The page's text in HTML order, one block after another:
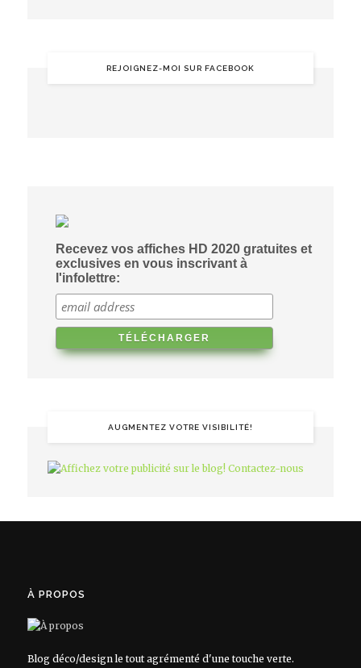
REJOIGNEZ-MOI SUR FACEBOOK
Recevez vos affiches HD 2020 gratuites et
exclusives en vous inscrivant à
l'infolettre:
AUGMENTEZ VOTRE VISIBILITÉ!
À PROPOS
Blog déco/design le tout agrémenté d'une touche verte.